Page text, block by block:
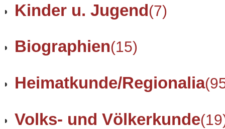
Kinder u. Jugend(7)
Biographien(15)
Heimatkunde/Regionalia
Volks- und Völkerkunde